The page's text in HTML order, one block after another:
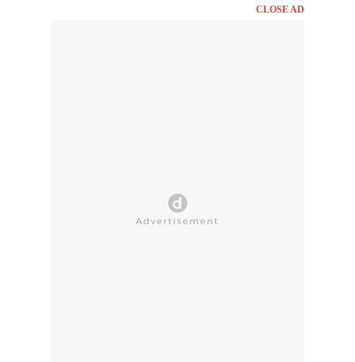
CLOSE AD